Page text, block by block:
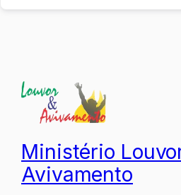
Ministério
Avivamento